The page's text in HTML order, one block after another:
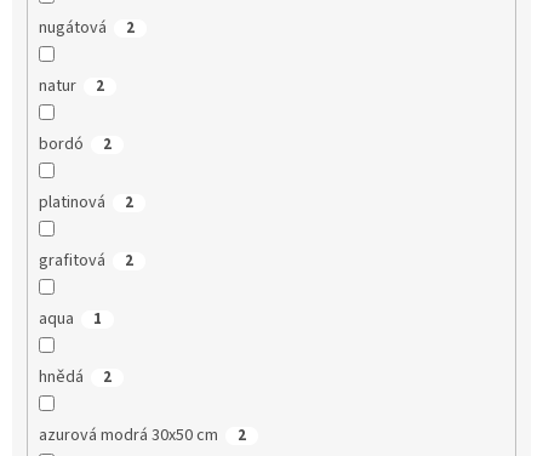
nugátová 2
natur 2
bordó 2
platinová 2
grafitová 2
aqua 1
hnědá 2
azurová modrá 30x50 cm 2